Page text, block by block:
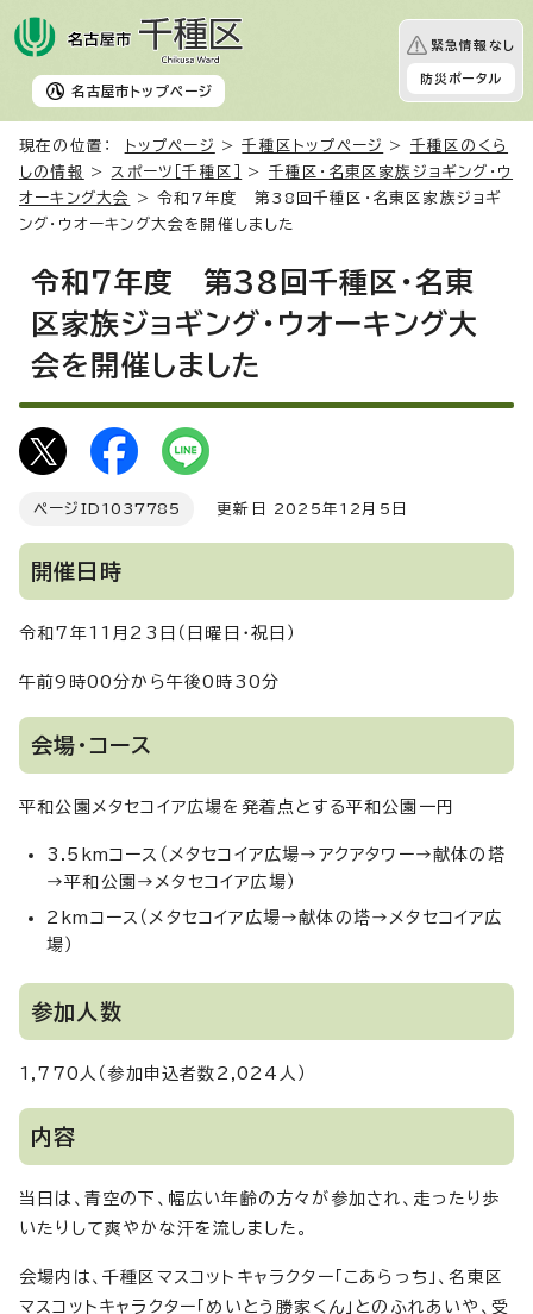
名古屋市 トップページ
緊急情報なし
防災ポータル
現在の位置： トップページ >千種区トップページ > 千種区のくら
しの情報
> スポーツ［千種区］ > 千種区・名東区家族ジョギング・ウ
オーキング大会
> 令和7年度 第38回千種区・名東区家族ジョギ
ング・ウオーキング大会を開催しました
令和7年度 第38回千種区・名東
区家族ジョギング・ウオーキング大
会を開催しました
ページID 1037785 更新日 2025年12月5日
開催日時
令和7年11月23日（日曜日・祝日）
午前9時00分から午後0時30分
会場・コース
平和公園メタセコイア広場を発着点とする平和公園一円
3.5kmコース（メタセコイア広場→アクアタワー→献体の塔
→平和公園→メタセコイア広場）
2kmコース（メタセコイア広場→献体の塔→メタセコイア広
場）
参加人数
1,770人（参加申込者数2,024人）
内容
当日は、青空の下、幅広い年齢の方々が参加され、走ったり歩
いたりして爽やかな汗を流しました。
会場内は、千種区マスコットキャラクター「こあらっち」、名東区
マスコットキャラクター「めいとう勝家くん」とのふれあいや、受